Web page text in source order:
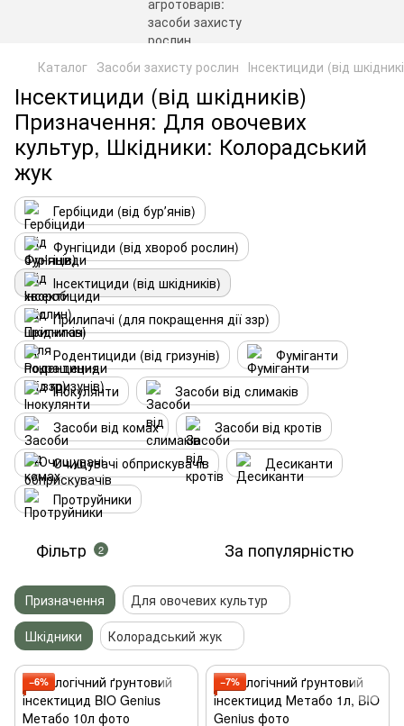
Каталог Засоби захисту рослин Інсектициди (від
Інсектициди (від шкідників)
Призначення: Для овочевих
культур, Шкідники: Колорадський
жук
Гербіциди (від бурʼянів)
Фунгіциди (від хвороб рослин)
Інсектициди (від шкідників)
Прилипачі (для покращення дії ззр)
Родентициди (від гризунів)
Фуміганти
Інокулянти
Засоби від слимаків
Засоби від комах
Засоби від кротів
Очищувачі обприскувачів
Десиканти
Протруйники
Фільтр 2 За популярністю
Призначення
Для овочевих культур
Шкідники
Колорадський жук
−6% −7%